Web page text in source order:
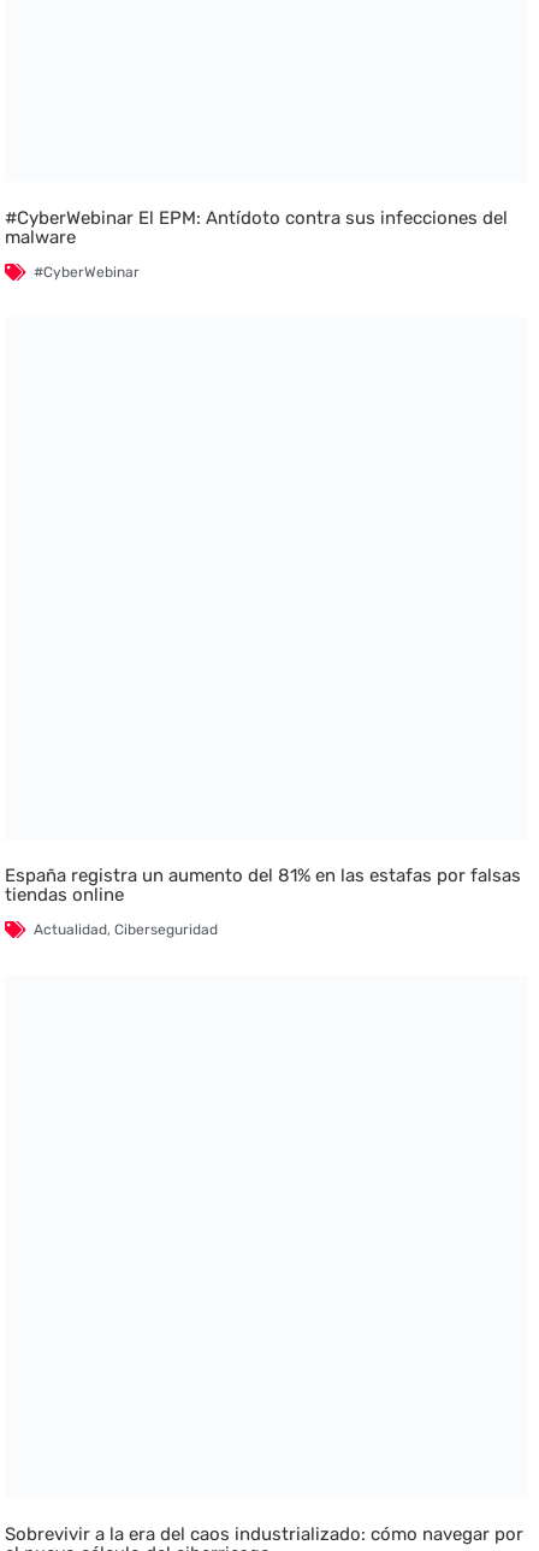
#CyberWebinar El EPM: Antídoto contra sus infecciones del
malware
#CyberWebinar
España registra un aumento del 81% en las estafas por falsas
tiendas online
Actualidad,Ciberseguridad
Sobrevivir a la era del caos industrializado: cómo navegar por